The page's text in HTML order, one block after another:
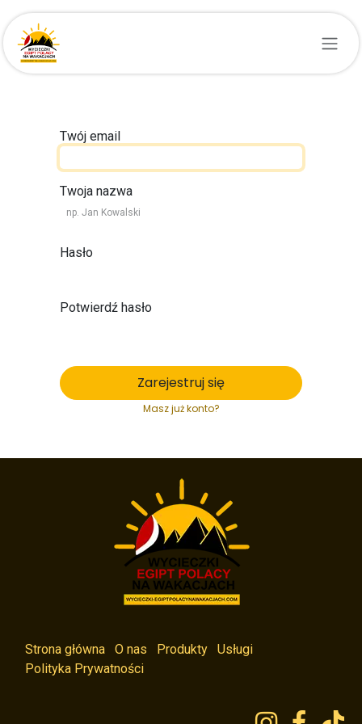
Przejdź do zawartości
Twój email
Twoja nazwa
Hasło
Potwierdź hasło
Zarejestruj się
Masz już konto?
Strona główna O nas Produkty
Usługi
Polityka Prywatności